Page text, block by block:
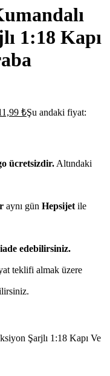
1:18 Kapı
₺Şu andaki fiyat:
ücretsizdir. Altındaki
aynı gün Hepsijet ile
edebilirsiniz.
teklifi almak üzere
Şarjlı 1:18 Kapı Ve